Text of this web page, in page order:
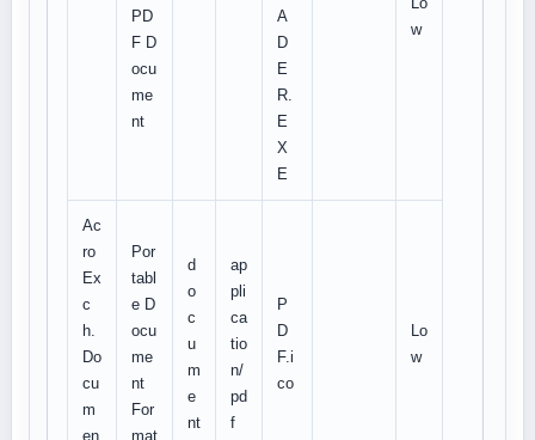
PD
F D
ocu
me
nt
A
D
E
R.
E
X
E
w
Ac
ro
Ex
c
h.
Do
cu
m
en
Por
tabl
e D
ocu
me
nt
For
mat
d
o
c
u
m
e
nt
ap
pli
ca
tio
n/
pd
f
P
D
F.i
co
Lo
w